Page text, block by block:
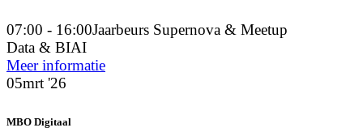
07:00 - 16:00Jaarbeurs Supernova & Meetup
Data & BIAI
Meer informatie
05mrt '26
MBO Digitaal